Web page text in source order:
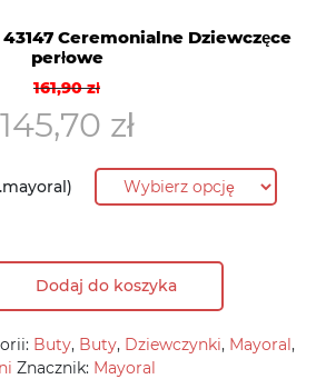
Ceremonialne Dziewczęce
perłowe
161,90zł
Pierwotna
cena
wynosiła:
145,70 zł
Aktualna
cena
wynosi:
Dodaj do koszyka
Buty, Buty, Dziewczynki, Mayoral,
Znacznik: Mayoral